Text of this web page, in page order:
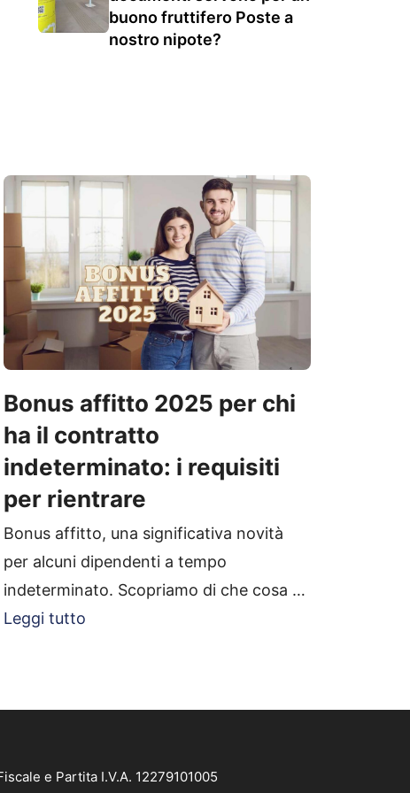
buono fruttifero Poste a
nostro nipote?
Bonus affitto 2025 per chi
ha il contratto
indeterminato: i requisiti
per rientrare
Bonus affitto, una significativa novità
per alcuni dipendenti a tempo
indeterminato. Scopriamo di che cosa …
Leggi tutto
e Partita I.V.A. 12279101005